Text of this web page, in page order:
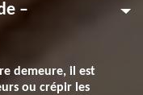
–
demeure, il est
ou crépir les